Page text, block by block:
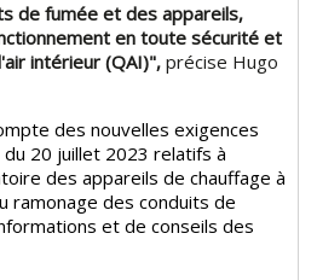
de fumée et des appareils,
en toute sécurité et
intérieur (QAI)",précise Hugo
des nouvelles exigences
du 20 juillet 2023 relatifs à
des appareils de chauffage à
ramonage des conduits de
et de conseils des